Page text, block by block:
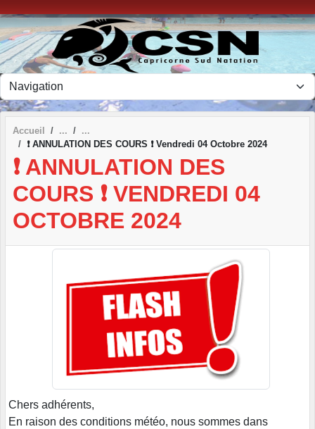
Accueil
❗ ANNULATION DES COURS ❗ Vendredi 04 Octobre 2024
❗ ANNULATION DES
COURS ❗ VENDREDI 04
OCTOBRE 2024
Chers adhérents,
En raison des conditions météo, nous sommes dans